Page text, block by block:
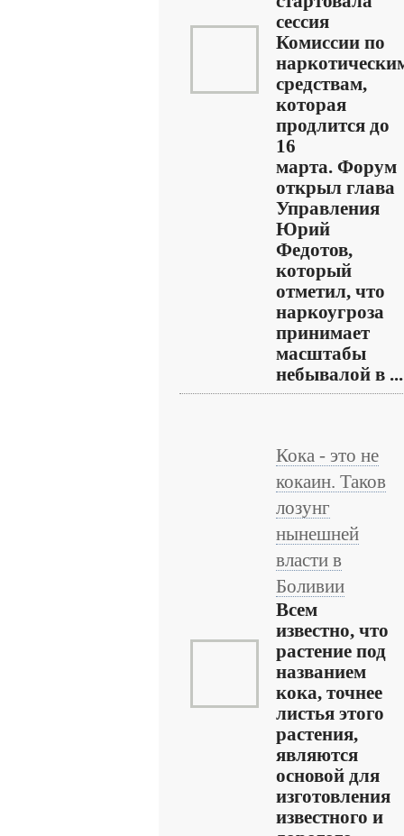
сессия
Комиссии по
средствам,
которая
продлится до
16
марта. Форум
открыл глава
Управления
Юрий
Федотов,
который
отметил, что
наркоугроза
принимает
масштабы
небывалой в ...
Кока - это не
кокаин. Таков
лозунг
нынешней
власти в
Боливии
Всем
известно, что
растение под
названием
кока, точнее
листья этого
растения,
являются
основой для
изготовления
известного и